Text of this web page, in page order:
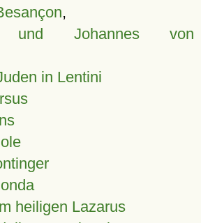
,
und Johannes von
in Lentini
heiligen Lazarus